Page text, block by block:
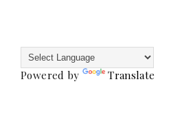
Powered by Translate